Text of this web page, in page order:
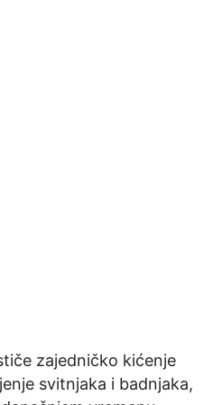
zajedničko kićenje
svitnjaka i badnjaka,